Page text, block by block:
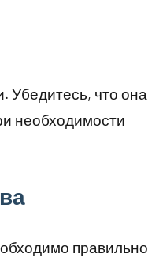
Убедитесь, что она
необходимости
правильно